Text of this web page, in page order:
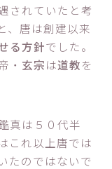
されていたと考
、唐は創建以来
る方針でした。
・ 玄宗は道教を
真は５０代半
これ以上唐では
たのではないで